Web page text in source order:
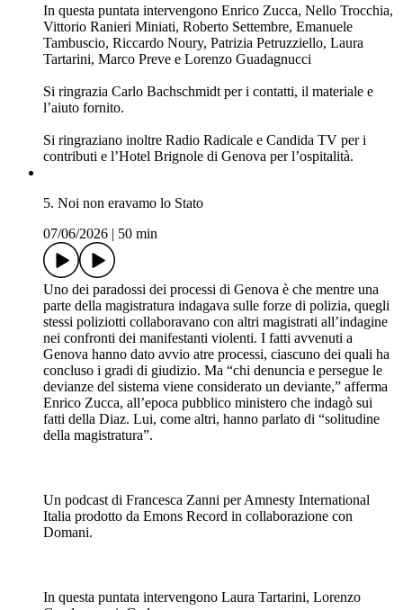
Il reato di tortura è stato introdotto nel nostro ordinamento
solo nel 2017, dopo quasi trent’anni dalla ratifica della
convenzione ONU. Nonostante un testo difforme dalla norma
internazionale, in questi anni è stata ampiamente applicata. Per
Ed è una legge legata a doppio filo con i fatti del G8 di
sede processuale quanto avvenuto alla Diaz e a Bolzaneto.
Un podcast di Francesca Zanni per Amnesty International
Domani.
In questa puntata intervengono Enrico Zucca, Nello Trocchia,
Vittorio Ranieri Miniati, Roberto Settembre, Emanuele
Tambuscio, Riccardo Noury, Patrizia Petruzziello, Laura
Tartarini, Marco Preve e Lorenzo Guadagnucci
Si ringrazia Carlo Bachschmidt per i contatti, il materiale e
l’aiuto fornito.
Si ringraziano inoltre Radio Radicale e Candida TV per i
contributi e l’Hotel Brignole di Genova per l’ospitalità.